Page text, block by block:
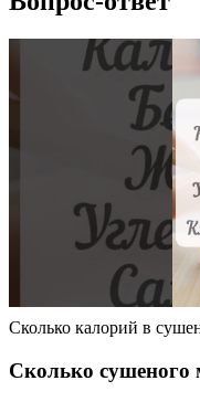
Сколько калорий в
Сколько сушеного